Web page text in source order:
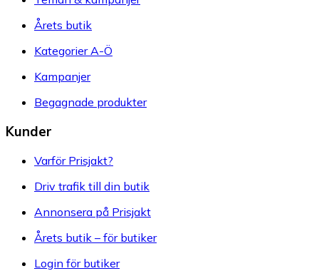
Årets butik
Kategorier A-Ö
Kampanjer
Begagnade produkter
Kunder
Varför Prisjakt?
Driv trafik till din butik
Annonsera på Prisjakt
Årets butik – för butiker
Login för butiker